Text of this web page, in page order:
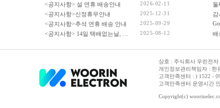
<공지사항> 설 연휴 배송안내 2026-02-11
<공지사항>신정휴무안내 2025-12-31
<공지사항>추석 연휴 배송 안내 2025-09-29
<공지사항> 14일 택배없는날, 광복절 휴무 배송 안내 2025-08-12
감
상호 : 주식회사 우린전
개인정보관리책임자 : 한
고객만족센터 : ) 1522 -
고객만족센터 운영시간
Copyright(c)